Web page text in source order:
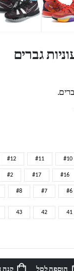
גברים
#10
#11
#12
#16
#17
#2
#6
#7
#8
41
42
43